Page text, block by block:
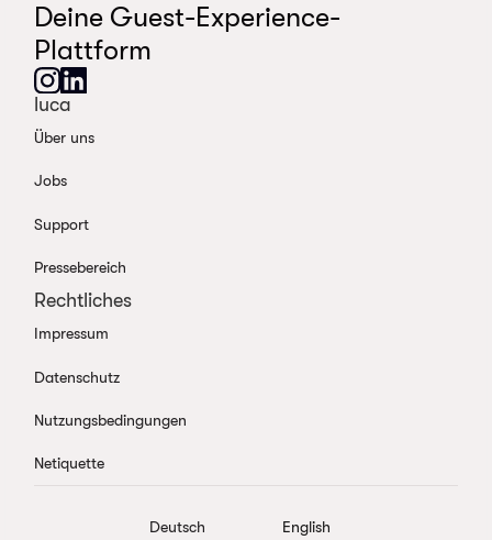
Deine Guest-Experience-
Plattform
luca
Über uns
Jobs
Support
Pressebereich
Rechtliches
Impressum
Datenschutz
Nutzungsbedingungen
Netiquette
Deutsch English